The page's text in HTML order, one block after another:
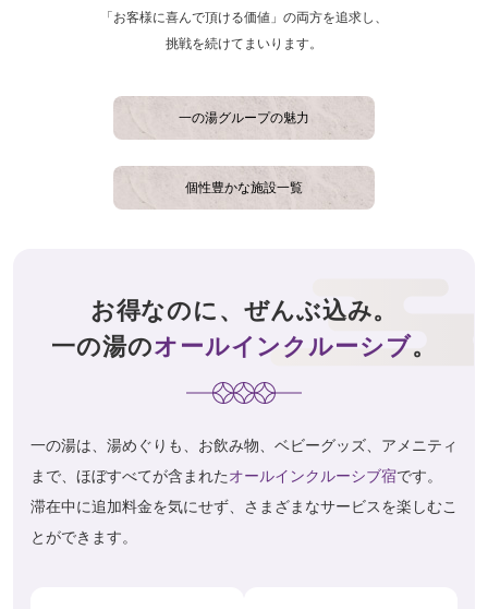
「お客様に喜んで頂ける価値」の両方を追求し、
挑戦を続けてまいります。
一の湯グループの魅力
個性豊かな施設一覧
お得なのに、ぜんぶ込み。
一の湯のオールインクルーシブ。
一の湯は、湯めぐりも、お飲み物、ベビーグッズ、アメニティ
まで、ほぼすべてが含まれたオールインクルーシブ宿です。
滞在中に追加料金を気にせず、さまざまなサービスを楽しむこ
とができます。